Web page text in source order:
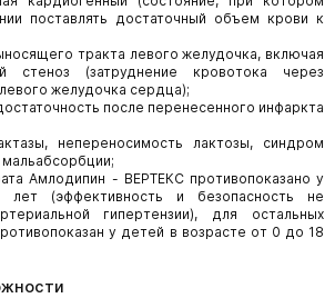
поставлять достаточный объем крови к
тракта левого желудочка, включая
стеноз (затруднение кровотока через
желудочка сердца);
после перенесенного инфаркта
непереносимость лактозы, синдром
Амлодипин - ВЕРТЕКС противопоказано у
(эффективность и безопасность не
гипертензии), для остальных
у детей в возрасте от 0 до 18